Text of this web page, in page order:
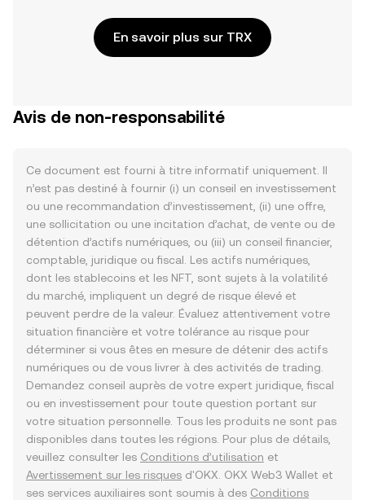
En savoir plus sur TRX
Avis de non-responsabilité
Ce document est fourni à titre informatif uniquement. Il
n’est pas destiné à fournir (i) un conseil en investissement
ou une recommandation d’investissement, (ii) une offre,
une sollicitation ou une incitation d’achat, de vente ou de
détention d’actifs numériques, ou (iii) un conseil financier,
comptable, juridique ou fiscal. Les actifs numériques,
dont les stablecoins et les NFT, sont sujets à la volatilité
du marché, impliquent un degré de risque élevé et
peuvent perdre de la valeur. Évaluez attentivement votre
situation financière et votre tolérance au risque pour
déterminer si vous êtes en mesure de détenir des actifs
numériques ou de vous livrer à des activités de trading.
Demandez conseil auprès de votre expert juridique, fiscal
ou en investissement pour toute question portant sur
votre situation personnelle. Tous les produits ne sont pas
disponibles dans toutes les régions. Pour plus de détails,
veuillez consulter les Conditions d’utilisation et
Avertissement sur les risques d'OKX. OKX Web3 Wallet et
ses services auxiliaires sont soumis à des Conditions